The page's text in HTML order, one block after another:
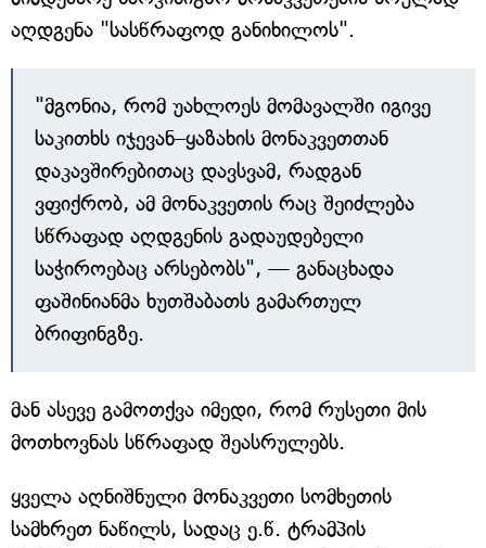
აღდგენა "სასწრაფოდ განიხილოს".
"მგონია, რომ უახლოეს მომავალში იგივე
საკითხს იჯევან–ყაზახის მონაკვეთთან
დაკავშირებითაც დავსვამ, რადგან
ვფიქრობ, ამ მონაკვეთის რაც შეიძლება
სწრაფად აღდგენის გადაუდებელი
საჭიროებაც არსებობს", — განაცხადა
ფაშინიანმა ხუთშაბათს გამართულ
ბრიფინგზე.
მან ასევე გამოთქვა იმედი, რომ რუსეთი მის
მოთხოვნას სწრაფად შეასრულებს.
ყველა აღნიშნული მონაკვეთი სომხეთის
სამხრეთ ნაწილს, სადაც ე.წ. ტრამპის